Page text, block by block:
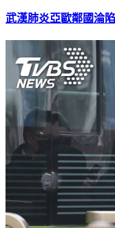
武漢肺炎亞歐鄰國淪